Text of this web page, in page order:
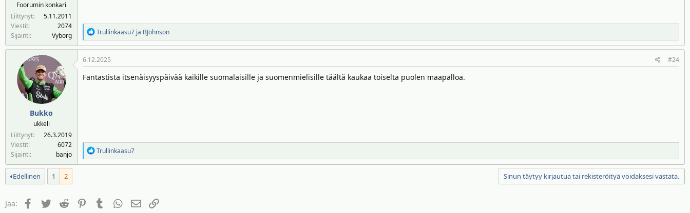
Foorumin konkari
Liittynyt
5.11.2011
Viestit
2074
Sijainti
Vyborg
R
e
a
k
i
Trullinkaasu7 ja BJohnson
Bukko
ukkeli
Liittynyt
26.3.2019
Viestit
6072
Sijainti
banjo
6.12.2025 #24
Fantastista itsenäisyyspäivää kaikille suomalaisille ja suomenmielisille täältä kaukaa toiselta puolen maapalloa.
R
e
i
o
Trullinkaasu7
Edellinen 1 2 Sinun täytyy kirjautua tai rekisteröityä voidaksesi vastata.
Jaa: Facebook
TwitterReddit PinterestTumblrWhatsApp
Sähköposti
Linkki